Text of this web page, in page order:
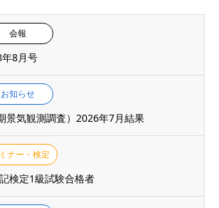
会報
8月号
お知らせ
景気観測調査）2026年7月結果
ナー・検定
検定1級試験合格者